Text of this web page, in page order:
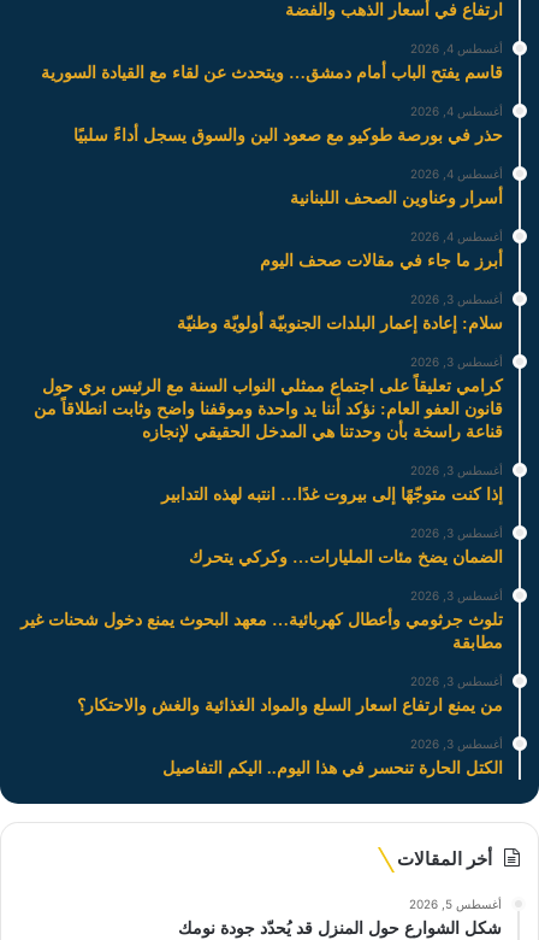
ارتفاع في أسعار الذهب والفضة
أغسطس 4, 2026
قاسم يفتح الباب أمام دمشق… ويتحدث عن لقاء مع القيادة السورية
أغسطس 4, 2026
حذر في بورصة طوكيو مع صعود الين والسوق يسجل أداءً سلبيًا
أغسطس 4, 2026
أسرار وعناوين الصحف اللبنانية
أغسطس 4, 2026
أبرز ما جاء في مقالات صحف اليوم
أغسطس 3, 2026
سلام: إعادة إعمار البلدات الجنوبيّة أولويّة وطنيّة
أغسطس 3, 2026
كرامي تعليقاً على اجتماع ممثلي النواب السنة مع الرئيس بري حول
قانون العفو العام: نؤكد أننا يد واحدة وموقفنا واضح وثابت انطلاقاً من
قناعة راسخة بأن وحدتنا هي المدخل الحقيقي لإنجازه
أغسطس 3, 2026
إذا كنت متوجّهًا إلى بيروت غدًا… انتبه لهذه التدابير
أغسطس 3, 2026
الضمان يضخ مئات المليارات… وكركي يتحرك
أغسطس 3, 2026
تلوث جرثومي وأعطال كهربائية… معهد البحوث يمنع دخول شحنات غير
مطابقة
أغسطس 3, 2026
من يمنع ارتفاع اسعار السلع والمواد الغذائية والغش والاحتكار؟
أغسطس 3, 2026
الكتل الحارة تنحسر في هذا اليوم.. اليكم التفاصيل
أخر المقالات
أغسطس 5, 2026
شكل الشوارع حول المنزل قد يُحدّد جودة نومك